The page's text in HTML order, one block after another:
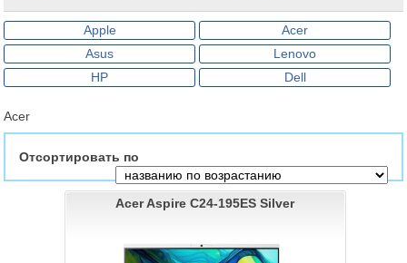
Apple
Acer
Asus
Lenovo
HP
Dell
Acer
Отсортировать по
Acer Aspire C24-195ES Silver